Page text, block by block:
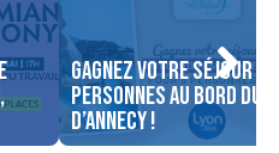
Gagnez votre séjour
personnes au bord du
d’Annecy !